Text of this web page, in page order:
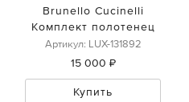
Brunello Cucinelli
Комплект полотенец
Артикул: LUX-131892
15 000 ₽
Купить